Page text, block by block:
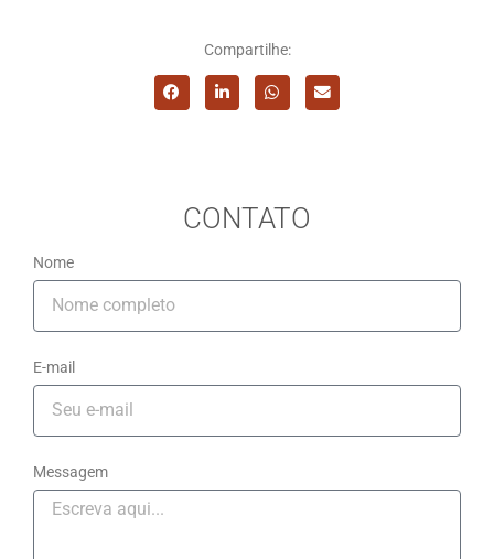
Compartilhe:
CONTATO
Nome
E-mail
Messagem